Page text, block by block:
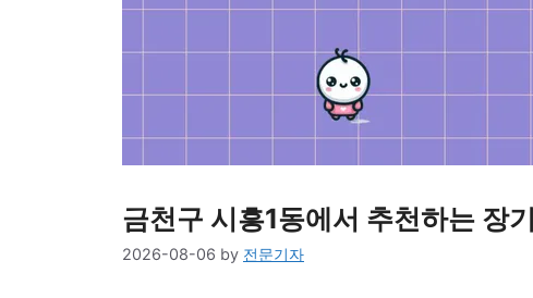
금천구 시흥1동에서 추천하는 장
2026-08-06 by 전문기자